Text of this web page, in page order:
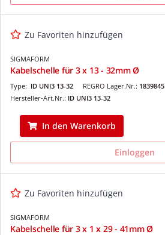
Zu Favoriten hinzufügen
SIGMAFORM
Kabelschelle für 3 x 13 - 32mm Ø
REGRO Lager.Nr.: 1839845
Type: ID UNI3 13-32
Hersteller-Art.Nr.: ID UNI3 13-32
In den Warenkorb
Einloggen
Zu Favoriten hinzufügen
SIGMAFORM
Kabelschelle für 3 x 1 x 29 - 41mm Ø